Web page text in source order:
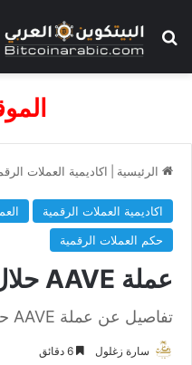
بحث عن
الرئيسية اكاديمية العملات
اكاديمية العملات الرقمية
حكم العملات الرقمية
عملة AAVE حلال أم حرام
تفاصيل عن عملة AAVE حلال أم حرام
سارة زغلول